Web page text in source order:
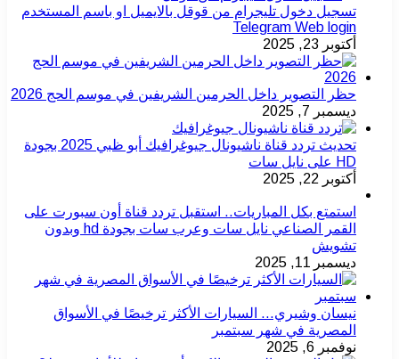
تسجيل دخول تليجرام من قوقل بالايميل او باسم المستخدم
Telegram Web login
أكتوبر 23, 2025
حظر التصوير داخل الحرمين الشريفين في موسم الحج 2026
ديسمبر 7, 2025
تحديث تردد قناة ناشيونال جيوغرافيك أبو ظبي 2025 بجودة
HD على نايل سات
أكتوبر 22, 2025
استمتع بكل المباريات.. استقبل تردد قناة أون سبورت على
القمر الصناعي نايل سات وعرب سات بجودة hd وبدون
تشويش
ديسمبر 11, 2025
نيسان وشيري… السيارات الأكثر ترخيصًا في الأسواق
المصرية في شهر سبتمبر
نوفمبر 6, 2025